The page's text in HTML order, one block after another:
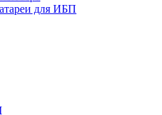
для ИБП